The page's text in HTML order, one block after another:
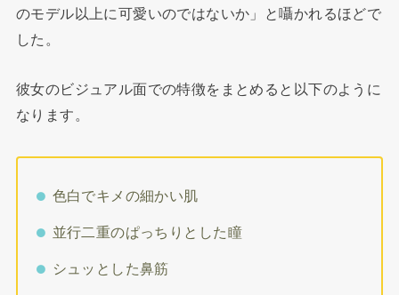
のモデル以上に可愛いのではないか」と囁かれるほどで
した。
彼女のビジュアル面での特徴をまとめると以下のように
なります。
色白でキメの細かい肌
並行二重のぱっちりとした瞳
シュッとした鼻筋